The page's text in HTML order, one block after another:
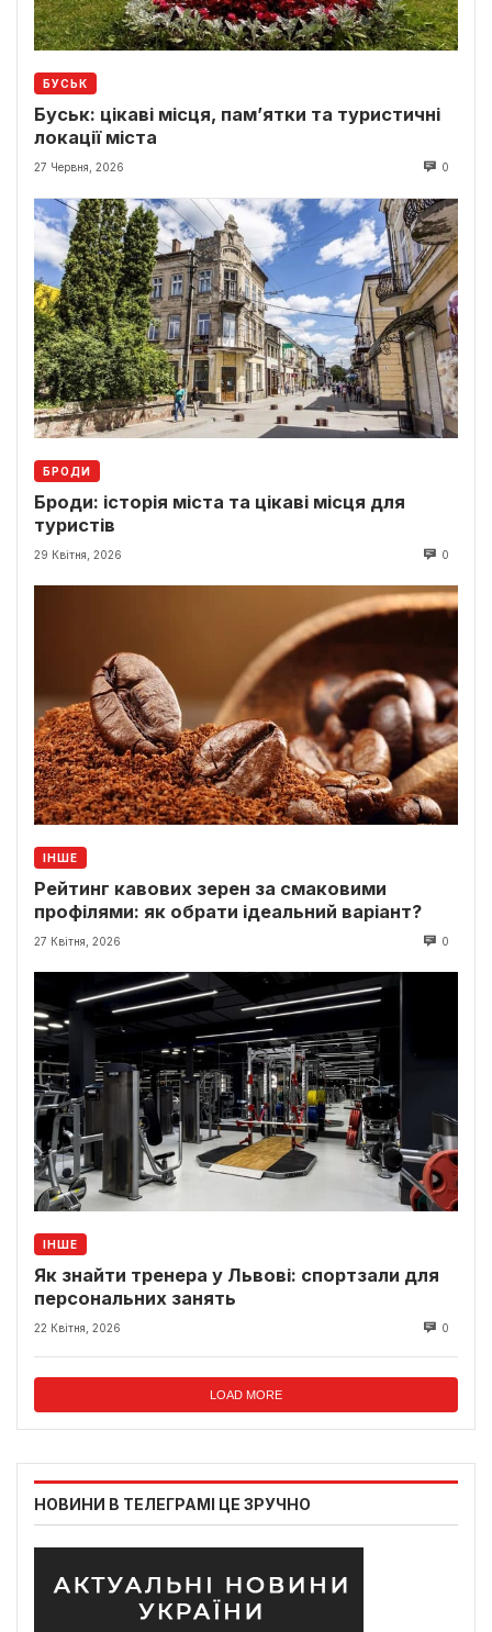
БУСЬК
Буськ: цікаві місця, пам’ятки та туристичні
локації міста
27 Червня, 2026 0
БРОДИ
Броди: історія міста та цікаві місця для
туристів
29 Квітня, 2026 0
ІНШЕ
Рейтинг кавових зерен за смаковими
профілями: як обрати ідеальний варіант?
27 Квітня, 2026 0
ІНШЕ
Як знайти тренера у Львові: спортзали для
персональних занять
22 Квітня, 2026 0
LOAD MORE
НОВИНИ В ТЕЛЕГРАМІ ЦЕ ЗРУЧНО